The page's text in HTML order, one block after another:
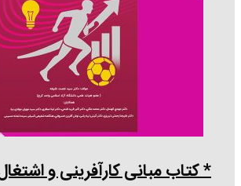
* کتاب مبانی کارآفرینی و